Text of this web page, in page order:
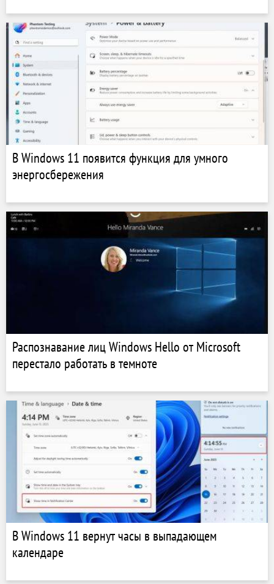
В Windows 11 появится функция для умного
энергосбережения
Распознавание лиц Windows Hello от Microsoft
перестало работать в темноте
В Windows 11 вернут часы в выпадающем
календаре